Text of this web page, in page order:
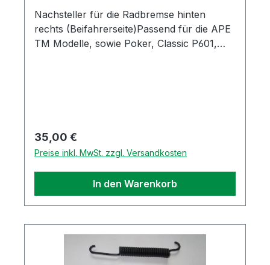
Nachsteller für die Radbremse hinten
rechts (Beifahrerseite)Passend für die APE
TM Modelle, sowie Poker, Classic P601,
Regulärer Preis:
35,00 €
Preise inkl. MwSt. zzgl. Versandkosten
In den Warenkorb